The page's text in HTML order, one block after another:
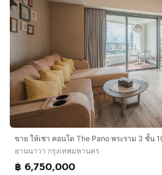
ยานนาวา กรุงเทพมหานคร
฿ 6,750,000